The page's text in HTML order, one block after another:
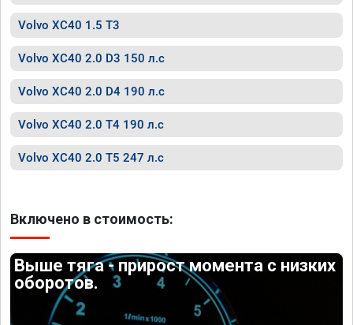
Volvo XC40 1.5 T3
Volvo XC40 2.0 D3 150 л.с
Volvo XC40 2.0 D4 190 л.с
Volvo XC40 2.0 T4 190 л.с
Volvo XC40 2.0 T5 247 л.с
Включено в стоимость:
Выше тяга - прирост момента с низких
оборотов.